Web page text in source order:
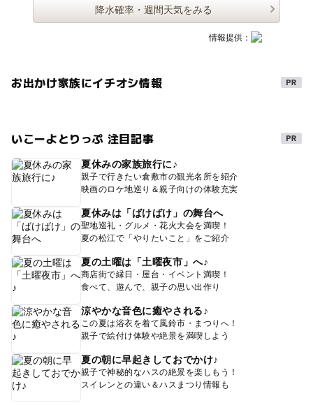
降水確率・週間天気をみる
情報提供：
お出かけ家族にイチオシ情報
いこーよとりっぷ 注目記事
夏休みの家族旅行に♪
親子で行きたい倉敷市の観光名所を紹介
映画のロケ地巡り＆親子向けの体験充実
夏休みは「ばけばけ」の舞台へ
聖地巡礼・グルメ・花火大会を満喫！
夏の松江で「やりたいこと」をご紹介
夏の土曜は「土曜夜市」へ♪
商店街で縁日・屋台・イベント満喫！
食べて、遊んで、親子の思い出作り
涼やかな音色に癒やされる♪
この夏は浴衣を着て風鈴市・まつりへ！
親子で絵付け体験や絶景を満喫しよう
夏の朝に早起きしておでかけ♪
親子で神秘的なハスの絶景を楽しもう！
スイレンとの違い＆ハスまつり情報も